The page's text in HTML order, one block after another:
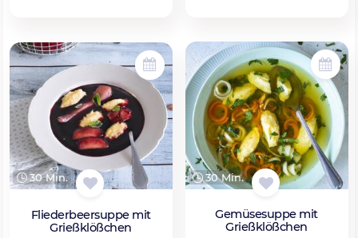
30 Min.
Fliederbeersuppe mit
Grießklößchen
30 Min.
Gemüsesuppe mit
Grießklößchen